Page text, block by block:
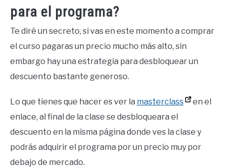
para el programa?
Te diré un secreto, si vas en este momento a comprar
el curso pagaras un precio mucho más alto, sin
embargo hay una estrategia para desbloquear un
descuento bastante generoso.
Lo que tienes que hacer es ver la masterclass
en el
enlace, al final de la clase se desbloqueara el
descuento en la misma página donde ves la clase y
podrás adquirir el programa por un precio muy por
debajo de mercado.